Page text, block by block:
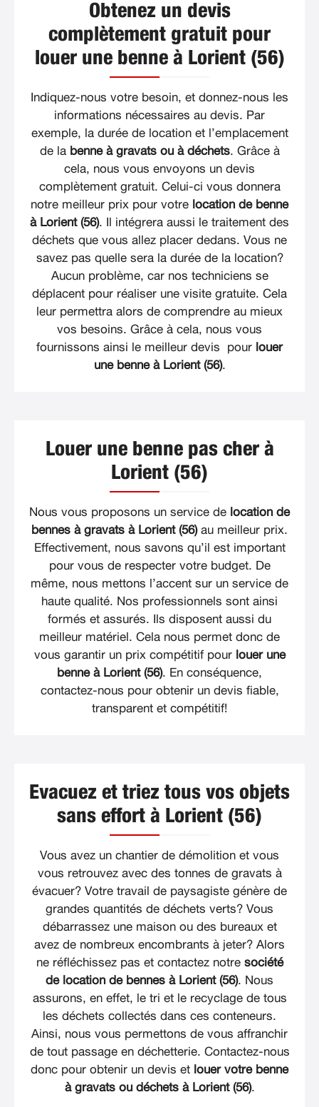
Obtenez un devis
complètement gratuit pour
louer une benne à Lorient (56)
Indiquez-nous votre besoin, et donnez-nous les
informations nécessaires au devis. Par
exemple, la durée de location et l’emplacement
de la benne à gravats ou à déchets. Grâce à
cela, nous vous envoyons un devis
complètement gratuit. Celui-ci vous donnera
notre meilleur prix pour votre location de benne
à Lorient (56). Il intégrera aussi le traitement des
déchets que vous allez placer dedans. Vous ne
savez pas quelle sera la durée de la location?
Aucun problème, car nos techniciens se
déplacent pour réaliser une visite gratuite. Cela
leur permettra alors de comprendre au mieux
vos besoins. Grâce à cela, nous vous
fournissons ainsi le meilleur devis pour louer
une benne à Lorient (56).
Louer une benne pas cher à
Lorient (56)
Nous vous proposons un service de location de
bennes à gravats à Lorient (56)au meilleur prix.
Effectivement, nous savons qu’il est important
pour vous de respecter votre budget. De
même, nous mettons l’accent sur un service de
haute qualité. Nos professionnels sont ainsi
formés et assurés. Ils disposent aussi du
meilleur matériel. Cela nous permet donc de
vous garantir un prix compétitif pour louer une
benne à Lorient (56). En conséquence,
contactez-nous pour obtenir un devis fiable,
transparent et compétitif!
Evacuez et triez tous vos objets
sans effort à Lorient (56)
Vous avez un chantier de démolition et vous
vous retrouvez avec des tonnes de gravats à
évacuer? Votre travail de paysagiste génère de
grandes quantités de déchets verts? Vous
débarrassez une maison ou des bureaux et
avez de nombreux encombrants à jeter? Alors
ne réfléchissez pas et contactez notre société
de location de bennes à Lorient (56). Nous
assurons, en effet, le tri et le recyclage de tous
les déchets collectés dans ces conteneurs.
Ainsi, nous vous permettons de vous affranchir
de tout passage en déchetterie. Contactez-nous
donc pour obtenir un devis et louer votre benne
à gravats ou déchets à Lorient (56).